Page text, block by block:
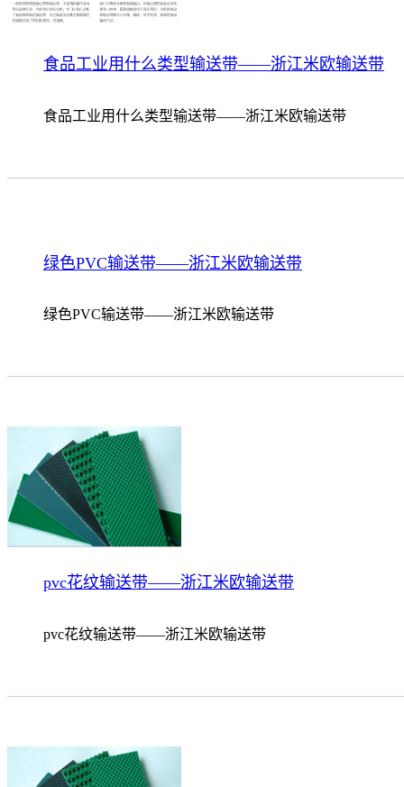
食品工业用什么类型输送带——浙江米欧输送带
食品工业用什么类型输送带——浙江米欧输送带
绿色PVC输送带——浙江米欧输送带
绿色PVC输送带——浙江米欧输送带
pvc花纹输送带——浙江米欧输送带
pvc花纹输送带——浙江米欧输送带